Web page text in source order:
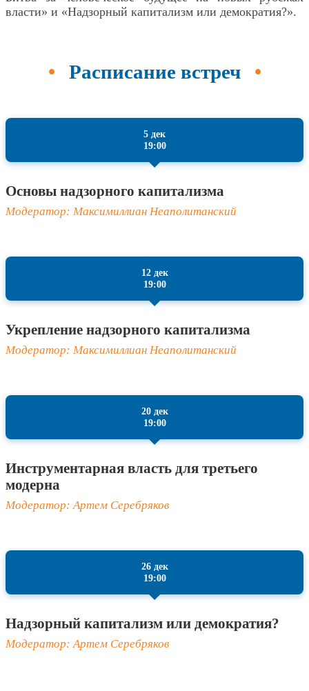
власти» и «Надзорный капитализм или демократия?».
Расписание встреч
5 дек
19:00
Основы надзорного капитализма
Модератор: Максимиллиан Неаполитанский
12 дек
19:00
Укрепление надзорного капитализма
Модератор: Максимиллиан Неаполитанский
20 дек
19:00
Инструментарная власть для третьего
модерна
Модератор: Артем Серебряков
26 дек
19:00
Надзорный капитализм или демократия?
Модератор: Артем Серебряков